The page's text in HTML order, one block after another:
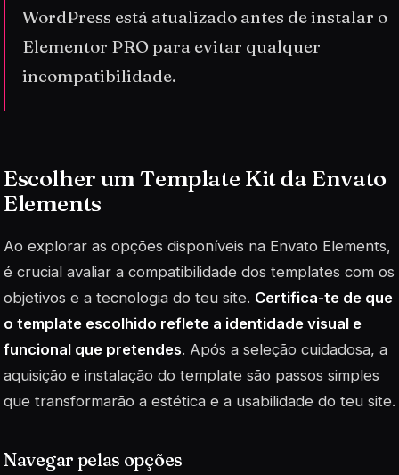
WordPress está atualizado antes de instalar o
Elementor PRO para evitar qualquer
incompatibilidade.
Escolher um Template Kit da Envato
Elements
Ao explorar as opções disponíveis na Envato Elements,
é crucial avaliar a compatibilidade dos templates com os
objetivos e a tecnologia do teu site. Certifica-te de que
o template escolhido reflete a identidade visual e
funcional que pretendes. Após a seleção cuidadosa, a
aquisição e instalação do template são passos simples
que transformarão a estética e a usabilidade do teu site.
Navegar pelas opções